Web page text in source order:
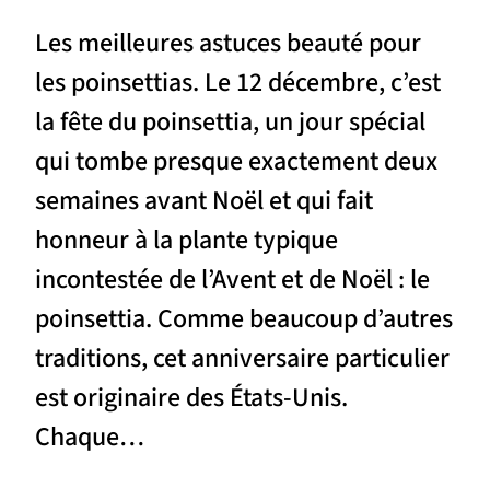
Les meilleures astuces beauté pour
les poinsettias. Le 12 décembre, c’est
la fête du poinsettia, un jour spécial
qui tombe presque exactement deux
semaines avant Noël et qui fait
honneur à la plante typique
incontestée de l’Avent et de Noël : le
poinsettia. Comme beaucoup d’autres
traditions, cet anniversaire particulier
est originaire des États-Unis.
Chaque…